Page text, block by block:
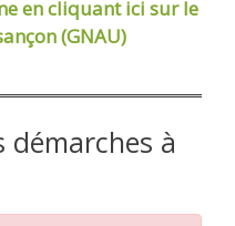
en cliquant ici sur le
(GNAU)
démarches à